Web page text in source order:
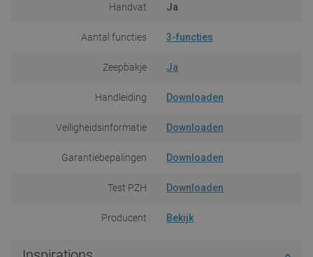
Handvat Ja
Aantal functies 3-functies
Zeepbakje Ja
Handleiding Downloaden
Veiligheidsinformatie Downloaden
Garantiebepalingen Downloaden
Test PZH Downloaden
Producent Bekijk